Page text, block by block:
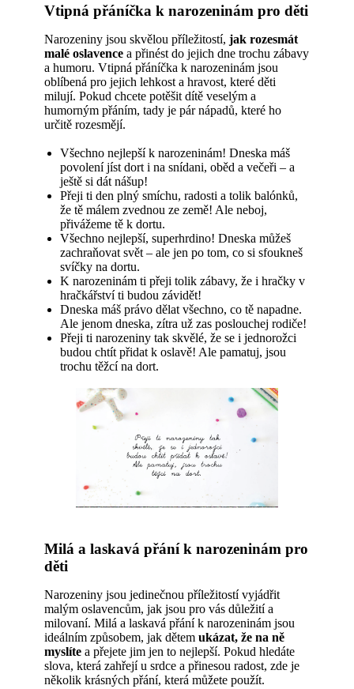
Vtipná přáníčka k narozeninám pro děti
Narozeniny jsou skvělou příležitostí, jak rozesmát
malé oslavence a přinést do jejich dne trochu zábavy
a humoru. Vtipná přáníčka k narozeninám jsou
oblíbená pro jejich lehkost a hravost, které děti
milují. Pokud chcete potěšit dítě veselým a
humorným přáním, tady je pár nápadů, které ho
určitě rozesmějí.
Všechno nejlepší k narozeninám! Dneska máš
povolení jíst dort i na snídani, oběd a večeři – a
ještě si dát nášup!
Přeji ti den plný smíchu, radosti a tolik balónků,
že tě málem zvednou ze země! Ale neboj,
přivážeme tě k dortu.
Všechno nejlepší, superhrdino! Dneska můžeš
zachraňovat svět – ale jen po tom, co si sfoukneš
svíčky na dortu.
K narozeninám ti přeji tolik zábavy, že i hračky v
hračkářství ti budou závidět!
Dneska máš právo dělat všechno, co tě napadne.
Ale jenom dneska, zítra už zas poslouchej rodiče!
Přeji ti narozeniny tak skvělé, že se i jednorožci
budou chtít přidat k oslavě! Ale pamatuj, jsou
trochu těžcí na dort.
Milá a laskavá přání k narozeninám pro
děti
Narozeniny jsou jedinečnou příležitostí vyjádřit
malým oslavencům, jak jsou pro vás důležití a
milovaní. Milá a laskavá přání k narozeninám jsou
ideálním způsobem, jak dětem ukázat, že na ně
myslíte a přejete jim jen to nejlepší. Pokud hledáte
slova, která zahřejí u srdce a přinesou radost, zde je
několik krásných přání, která můžete použít.